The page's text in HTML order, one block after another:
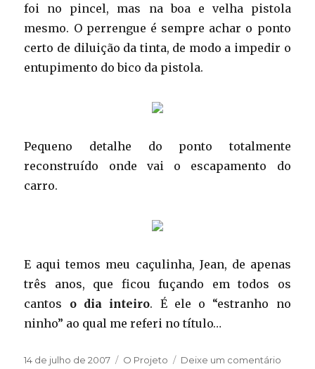
foi no pincel, mas na boa e velha pistola
mesmo. O perrengue é sempre achar o ponto
certo de diluição da tinta, de modo a impedir o
entupimento do bico da pistola.
Pequeno detalhe do ponto totalmente
reconstruído onde vai o escapamento do
carro.
E aqui temos meu caçulinha, Jean, de apenas
três anos, que ficou fuçando em todos os
cantos o dia inteiro. É ele o “estranho no
ninho” ao qual me referi no título…
Publicado
14 de julho de 2007 Categorias
O Projeto Deixe um comentário